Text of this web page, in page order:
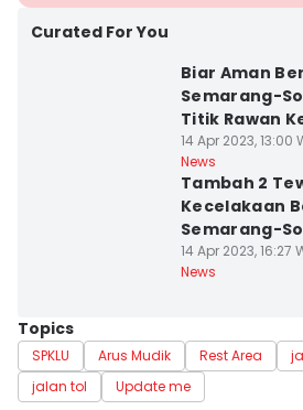
Curated For You
Biar Aman
Semarang-
Titik Rawan
14 Apr 2023, 13:00
News
Tambah 2
Kecelakaan
Semarang-
14 Apr 2023, 16:27
News
Topics
SPKLU Arus Mudik Rest Area
jalan tol
Update me